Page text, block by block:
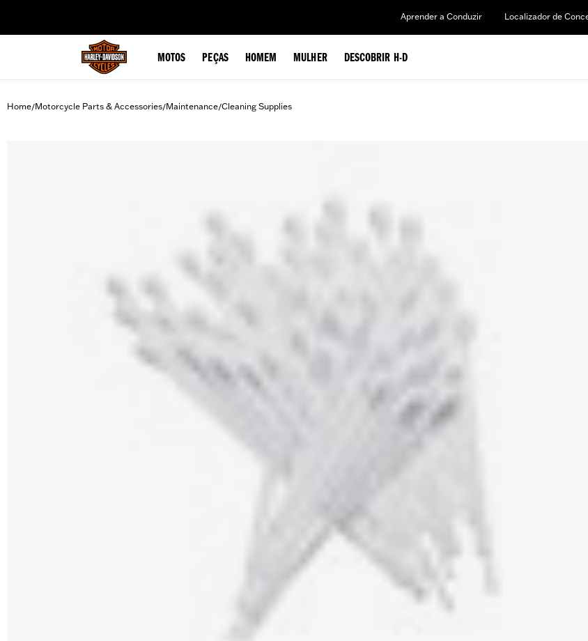
Aprender a Conduzir Localizador de
MOTOS PEÇAS HOMEM MULHER DESCOBRIR H-D
Home/Motorcycle Parts & Accessories/Maintenance/Cleaning Supplies